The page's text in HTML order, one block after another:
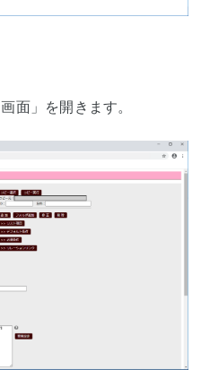
面」を開きます。